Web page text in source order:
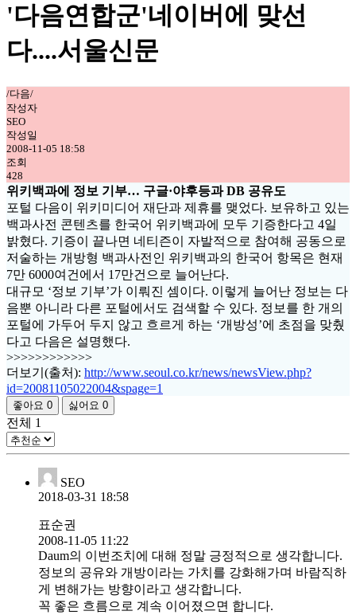
'다음연합군'네이버에 맞선
다....서울신문
/다음/
작성자
SEO
작성일
2008-11-05 18:58
조회
428
위키백과에 정보 기부… 구글·야후등과 DB 공유도
포털 다음이 위키미디어 재단과 제휴를 맺었다. 보유하고 있는
백과사전 콘텐츠를 한국어 위키백과에 모두 기증한다고 4일
밝혔다. 기증이 끝나면 네티즌이 자발적으로 참여해 공동으로
저술하는 개방형 백과사전인 위키백과의 한국어 항목은 현재
7만 6000여건에서 17만건으로 늘어난다.
대규모 ‘정보 기부’가 이뤄진 셈이다. 이렇게 늘어난 정보는 다
음뿐 아니라 다른 포털에서도 검색할 수 있다. 정보를 한 개의
포털에 가두어 두지 않고 흐르게 하는 ‘개방성’에 초점을 맞췄
다고 다음은 설명했다.
>>>>>>>>>>>>
더보기(출처): http://www.seoul.co.kr/news/newsView.php?
id=20081105022004&spage=1
좋아요 0 싫어요 0
전체 1
SEO
2018-03-31 18:58
표순권
2008-11-05 11:22
Daum의 이번조치에 대해 정말 긍정적으로 생각합니다.
정보의 공유와 개방이라는 가치를 강화해가며 바람직하
게 변해가는 방향이라고 생각합니다.
꼭 좋은 흐름으로 계속 이어졌으면 합니다.